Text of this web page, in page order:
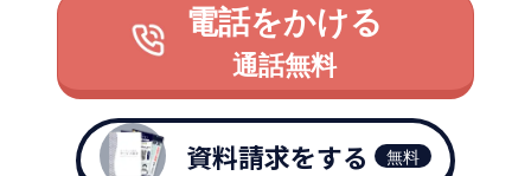
電話をかける
通話無料
資料請求をする 無料